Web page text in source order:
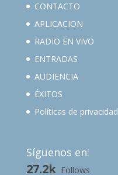
CONTACTO
APLICACION
RADIO EN VIVO
ENTRADAS
AUDIENCIA
ÉXITOS
Políticas de privacidad
Síguenos en:
27.2k Follows